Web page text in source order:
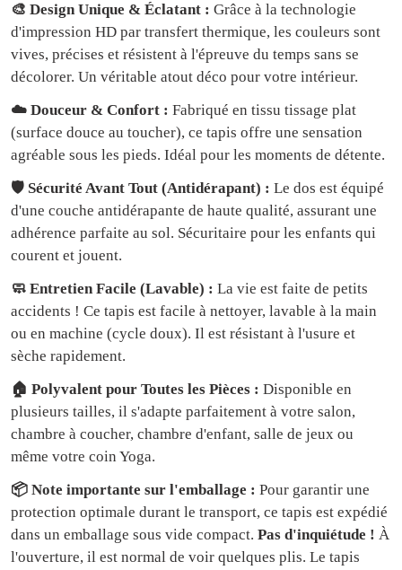
🎨 Design Unique & Éclatant : Grâce à la technologie
d'impression HD par transfert thermique, les couleurs sont
vives, précises et résistent à l'épreuve du temps sans se
décolorer. Un véritable atout déco pour votre intérieur.
☁️ Douceur & Confort : Fabriqué en tissu tissage plat
(surface douce au toucher), ce tapis offre une sensation
agréable sous les pieds. Idéal pour les moments de détente.
🛡️ Sécurité Avant Tout (Antidérapant) : Le dos est équipé
d'une couche antidérapante de haute qualité, assurant une
adhérence parfaite au sol. Sécuritaire pour les enfants qui
courent et jouent.
🧼 Entretien Facile (Lavable) : La vie est faite de petits
accidents ! Ce tapis est facile à nettoyer, lavable à la main
ou en machine (cycle doux). Il est résistant à l'usure et
sèche rapidement.
🏠 Polyvalent pour Toutes les Pièces : Disponible en
plusieurs tailles, il s'adapte parfaitement à votre salon,
chambre à coucher, chambre d'enfant, salle de jeux ou
même votre coin Yoga.
📦 Note importante sur l'emballage : Pour garantir une
protection optimale durant le transport, ce tapis est expédié
dans un emballage sous vide compact. Pas d'inquiétude ! À
l'ouverture, il est normal de voir quelques plis. Le tapis